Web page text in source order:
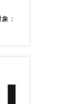
：